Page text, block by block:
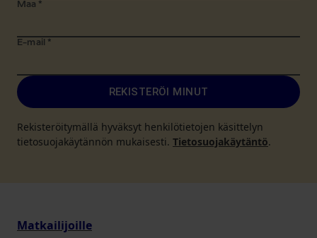
Maa *
E-mail *
REKISTERÖI MINUT
Rekisteröitymällä hyväksyt henkilötietojen käsittelyn
tietosuojakäytännön mukaisesti. Tietosuojakäytäntö.
Matkailijoille